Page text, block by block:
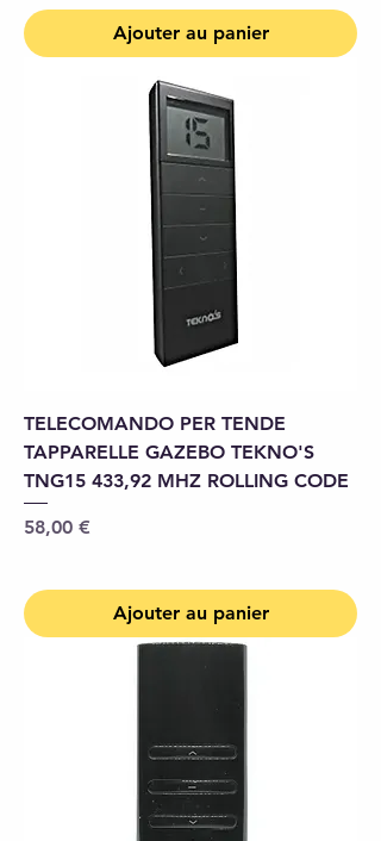
Ajouter au panier
TELECOMANDO PER TENDE
TAPPARELLE GAZEBO TEKNO'S
TNG15 433,92 MHZ ROLLING CODE
Prix
58,00 €
Ajouter au panier